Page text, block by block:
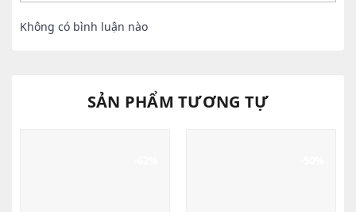
Không có bình luận nào
SẢN PHẨM TƯƠNG TỰ